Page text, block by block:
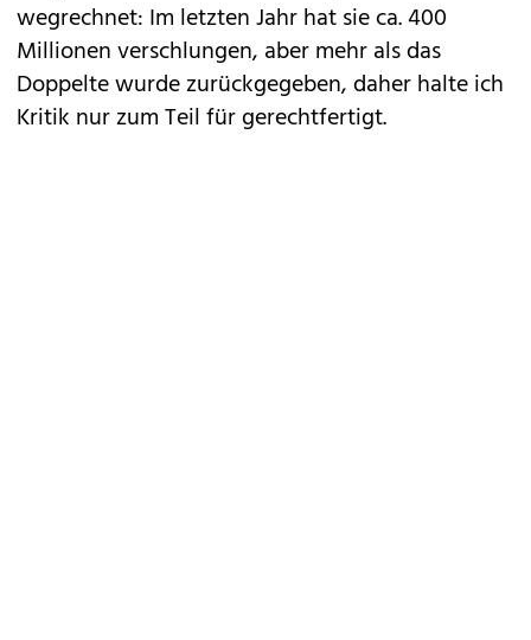
wegrechnet: Im letzten Jahr hat sie ca. 400
Millionen verschlungen, aber mehr als das
Doppelte wurde zurückgegeben, daher halte ich
Kritik nur zum Teil für gerechtfertigt.